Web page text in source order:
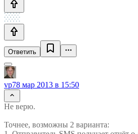
Ответить
vp78 мар 2013 в 15:50
Не верю.
Точнее, возможны 2 варианта: